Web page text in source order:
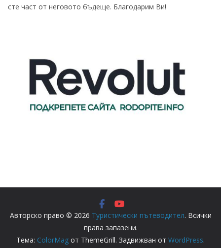
сте част от неговото бъдеще. Благодарим Ви!
Авторско право © 2026 Туристически пътеводител. Всички
права запазени.
Тема: ColorMag от ThemeGrill. Задвижван от WordPress.